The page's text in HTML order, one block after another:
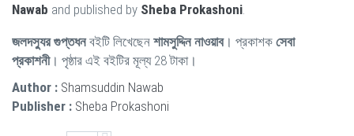
Nawab and published by Sheba Prokashoni
জলদস্যুর গুপ্তধনবইটি লিখেছেন শামসুদ্দিন নাওয়াব। প্রকাশক সেবা
প্রকাশনী। পৃষ্ঠার এই বইটির মূল্য 28 টাকা।
Author : Shamsuddin Nawab
Publisher : Sheba Prokashoni